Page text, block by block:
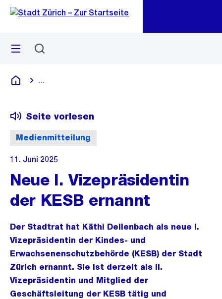
Navigation
Sprunglink
Menü
Deutsch
Medienmitteilung
Seite vorlesen
11. Juni 2025
Neue I. Vizepräsidentin
der KESB ernannt
Der Stadtrat hat Käthi Dellenbach als neue I.
Vizepräsidentin der Kindes- und
Erwachsenenschutzbehörde (KESB) der Stadt
Zürich ernannt. Sie ist derzeit als II.
Vizepräsidentin und Mitglied der
Geschäftsleitung der KESB tätig und